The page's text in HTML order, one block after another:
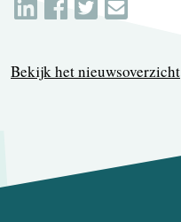
Bekijk het nieuwsoverzicht